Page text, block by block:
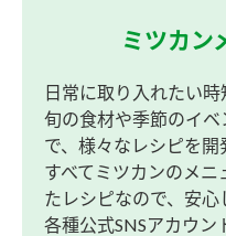
ミツカン
日常に取り入れたい時
旬の食材や季節のイ
で、様々なレシピを開
すべてミツカンのメニ
たレシピなので、安心
各種公式SNSアカウン